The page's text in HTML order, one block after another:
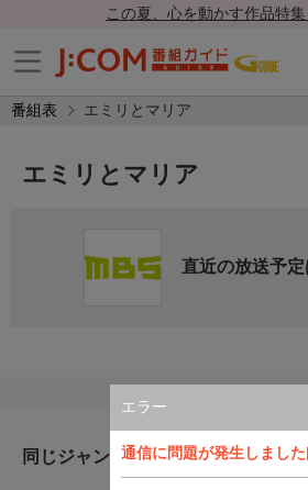
この夏、心を動かす作品特
番組表 エミリとマリア
エラー
通信に問題が発生しまし
エミリとマリア
直近の放送予
同じジャンルのおすすめ番組